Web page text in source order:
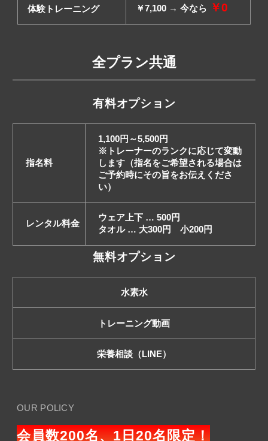
体験トレーニング ￥7,100 → 今なら ￥0
全プラン共通
有料オプション
指名料
1,100円～5,500円
※トレーナーのランクに応じて変動
します（指名をご希望される場合は
ご予約時にその旨をお伝えくださ
い）
レンタル料金
ウェア上下 … 500円
タオル … 大300円 小200円
無料オプション
水素水
トレーニング動画
栄養相談（LINE）
OUR POLICY
会員数200名、1日20名限定！